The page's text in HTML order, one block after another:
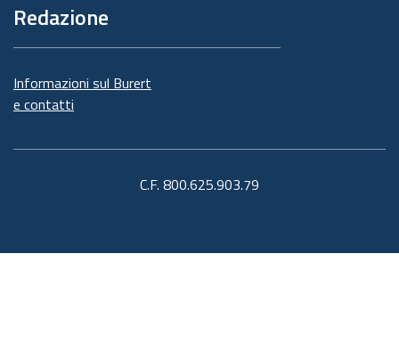
Redazione
Informazioni sul Burert
e contatti
C.F. 800.625.903.79